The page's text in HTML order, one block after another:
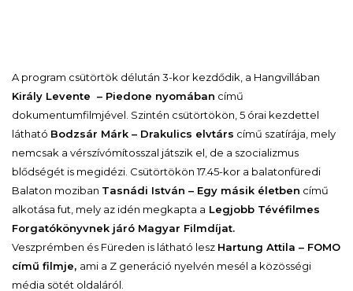
A program csütörtök délután 3-kor kezdődik, a Hangvillában
Király Levente – Piedone nyomában című
dokumentumfilmjével. Szintén csütörtökön, 5 órai kezdettel
látható Bodzsár Márk – Drakulics elvtárs című szatírája, mely
nemcsak a vérszívómítosszal játszik el, de a szocializmus
blődségét is megidézi. Csütörtökön 17.45-kor a balatonfüredi
Balaton moziban Tasnádi István – Egy másik életben című
alkotása fut, mely az idén megkapta a Legjobb Tévéfilmes
Forgatókönyvnek járó Magyar Filmdíjat.
Veszprémben és Füreden is látható lesz Hartung Attila – FOMO
című filmje, ami a Z generáció nyelvén mesél a közösségi
média sötét oldaláról.